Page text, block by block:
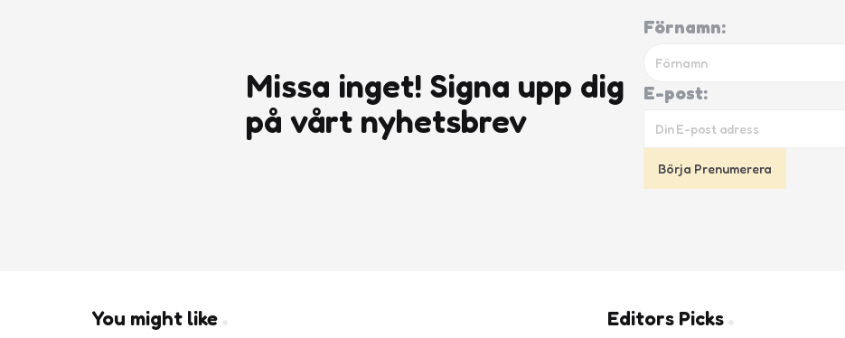
Missa inget! Signa upp dig
på vårt nyhetsbrev
Förnamn:
E-post:
You might like Editors Picks